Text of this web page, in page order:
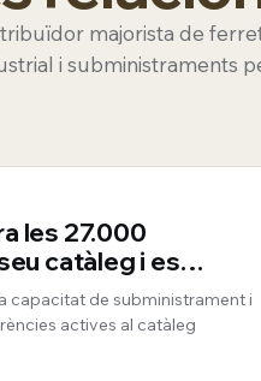
majorista de
i subministraments
les 27.000
catàleg i es
a proveïdor global
capacitat de subministrament i
actives al catàleg